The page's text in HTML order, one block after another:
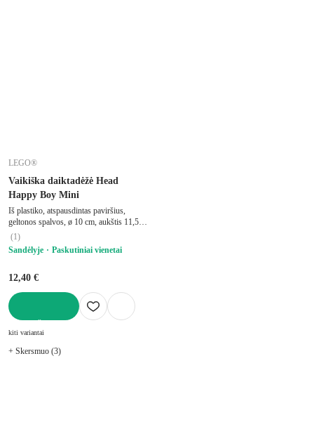
LEGO®
Vaikiška daiktadėžė Head
Happy Boy Mini
Iš plastiko, atspausdintas paviršius,
geltonos spalvos, ø 10 cm, aukštis 11,5
cm
(1)
Sandėlyje
Paskutiniai vienetai
12,40 €
kiti variantai
+ Skersmuo (3)